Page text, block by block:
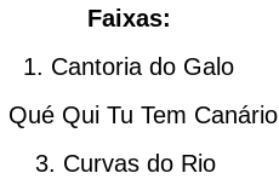
Faixas:
1. Cantoria do Galo
Qué Qui Tu Tem Canário
3. Curvas do Rio